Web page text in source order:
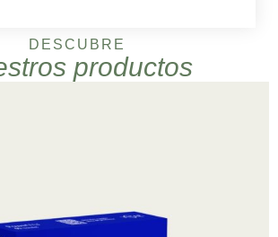
DESCUBRE
productos